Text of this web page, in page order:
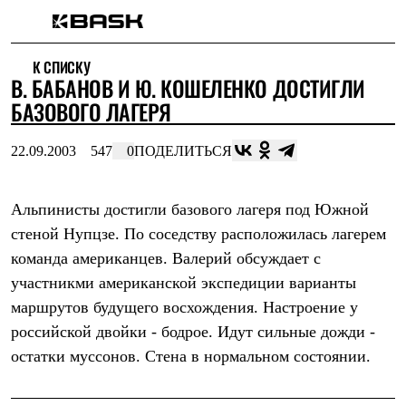
Интернет-магазин
Мужская одежда
Утепленная пухом
Куртки
Жилеты
Куртки
Штормовая одежда
Куртки
Софтшелл одежда
Куртки
Брюки
Флисовая одежда
Куртки
Жилеты
К СПИСКУ
В. БАБАНОВ И Ю. КОШЕЛЕНКО ДОСТИГЛИ
БАЗОВОГО ЛАГЕРЯ
22.09.2003 547 0ПОДЕЛИТЬСЯ
Альпинисты достигли базового лагеря под Южной
стеной Нупцзе. По соседству расположилась лагерем
команда американцев. Валерий обсуждает с
участникми американской экспедиции варианты
маршрутов будущего восхождения. Настроение у
российской двойки - бодрое. Идут сильные дожди -
остатки муссонов. Стена в нормальном состоянии.